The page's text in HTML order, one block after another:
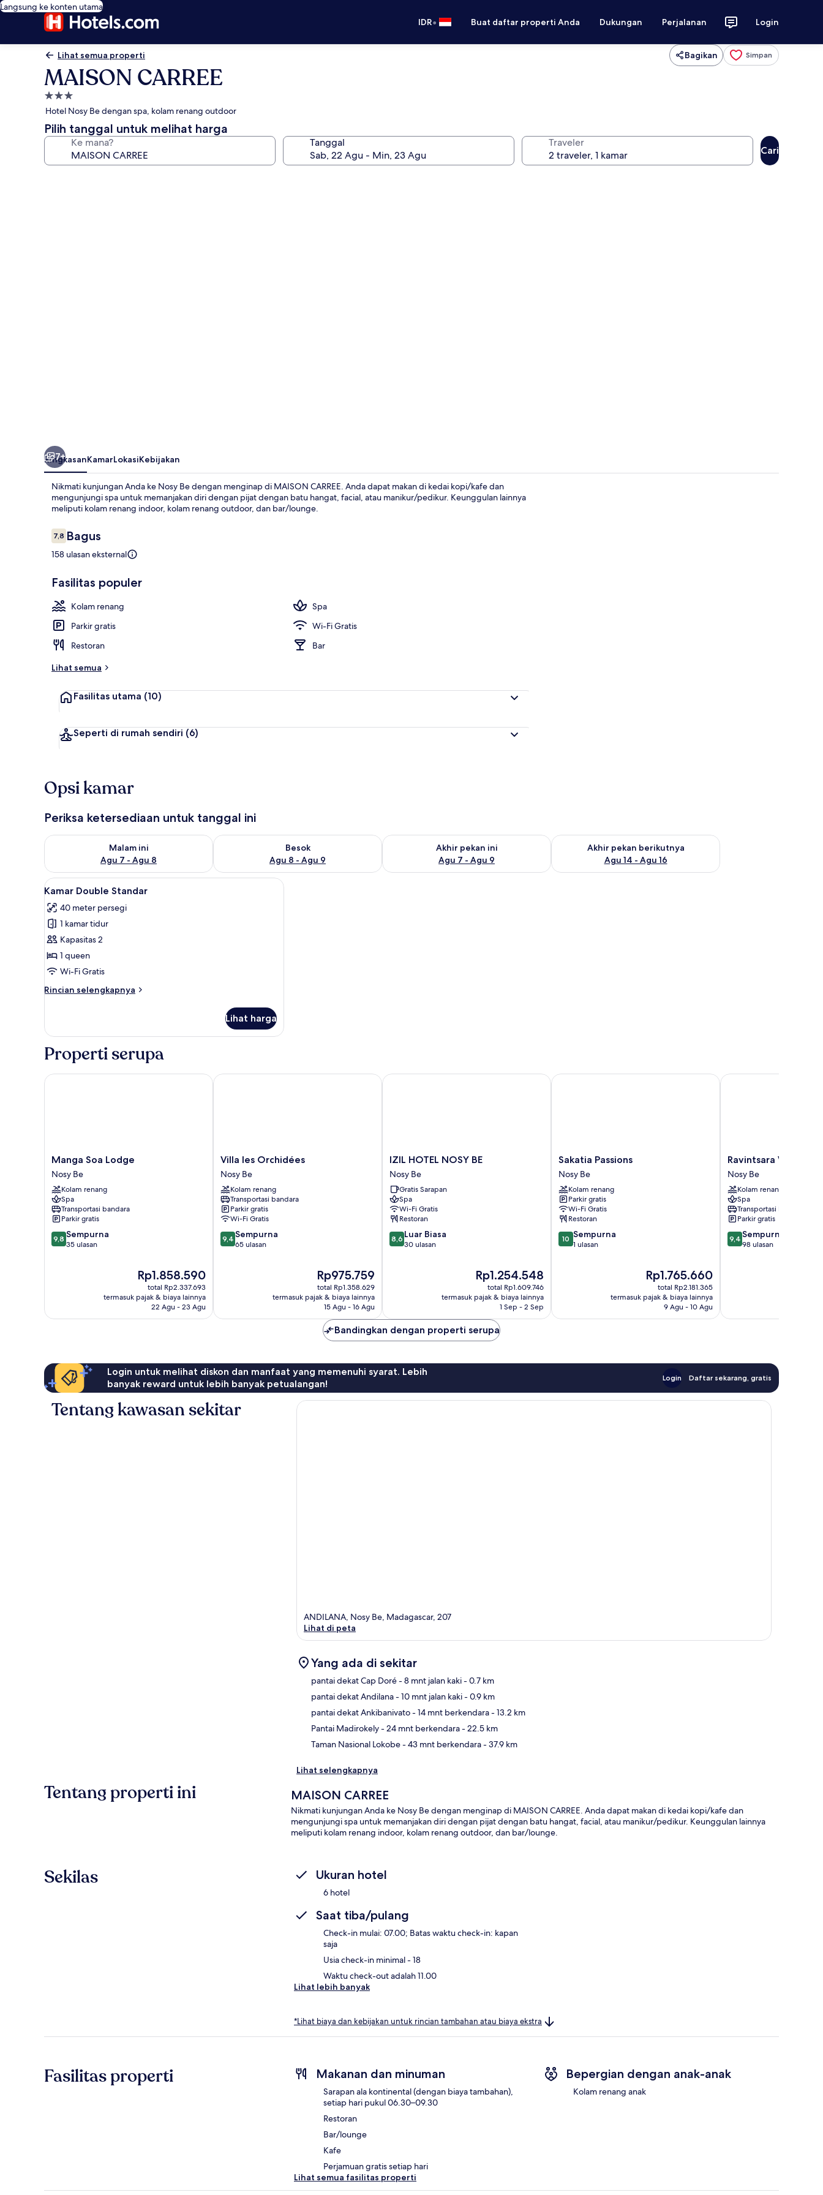
Langsung ke konten utama
IDR• Buat daftar properti Anda Dukungan Perjalanan Login
Lihat semua properti Bagikan Simpan
MAISON CARREE
Properti
bintang
3.0
Hotel Nosy Be dengan spa, kolam renang outdoor
Pilih tanggal untuk melihat harga
Ke mana? Tanggal Traveler
Cari
7+
RingkasanKamarLokasiKebijakan
Nikmati kunjungan Anda ke Nosy Be dengan menginap di MAISON CARREE. Anda dapat makan di kedai kopi/kafe dan
mengunjungi spa untuk memanjakan diri dengan pijat dengan batu hangat, facial, atau manikur/pedikur. Keunggulan lainnya
meliputi kolam renang indoor, kolam renang outdoor, dan bar/lounge.
Ulasan
7,87,8 dari 10
Bagus
158 ulasan eksternal
Fasilitas populer
Kolam renang
Spa
Parkir gratis
Wi-Fi Gratis
Restoran
Bar
Lihat semua
Fasilitas utama (10)
Seperti di rumah sendiri (6)
Opsi kamar
Periksa ketersediaan untuk tanggal ini
Malam ini
Agu 7 - Agu 8
Periksa ketersediaan untuk malam ini Agu 7 - Agu 8
Besok
Agu 8 - Agu 9
Periksa ketersediaan untuk besok Agu 8 - Agu 9
Akhir pekan ini
Agu 7 - Agu 9
Periksa ketersediaan untuk akhir pekan ini Agu 7 - Agu 9
Akhir pekan berikutnya
Agu 14 - Agu 16
Periksa ketersediaan untuk akhir pekan berikutnya Agu 14 -
Lihat
semua
foto
untuk
Kamar
Double
Standar
Kamar Double Standar | Brankas, Wi-Fi gratis, dan seprai linen
5
Kamar Double Standar
40 meter persegi
1 kamar tidur
Kapasitas 2
1 queen
Wi-Fi Gratis
Rincian selengkapnya
Rincian
Kamar
Standar
Lihat harga
Properti serupa
Manga
Soa
Lodge
Nosy
Be
Manga Soa Lodge
Nosy Be
Kolam renang
Spa
Transportasi bandara
Parkir gratis
9.8
dari
9,8 Sempurna
35 ulasan
Harga
sekarang
Rp1.858.590
Rp1.858.590
total Rp2.337.693
termasuk pajak & biaya lainnya
22 Agu - 23 Agu
Manga Soa Lodge
Villa
les
Orchidées
Nosy
Be
Villa les Orchidées
Nosy Be
Kolam renang
Transportasi bandara
Parkir gratis
Wi-Fi Gratis
9.4
dari
9,4 Sempurna
65 ulasan
Harga
sekarang
Rp975.759
Rp975.759
total Rp1.358.629
termasuk pajak & biaya lainnya
15 Agu - 16 Agu
Villa les Orchidées
IZIL
HOTEL
NOSY
BE
Nosy
Be
IZIL HOTEL NOSY BE
Nosy Be
Gratis Sarapan
Spa
Wi-Fi Gratis
Restoran
8.6
dari
8,6 Luar Biasa
30 ulasan
Harga
sekarang
Rp1.254.548
Rp1.254.548
total Rp1.609.746
termasuk pajak & biaya lainnya
1 Sep - 2 Sep
IZIL HOTEL NOSY BE
Sakatia
Passions
Nosy
Be
Sakatia Passions
Nosy Be
Kolam renang
Parkir gratis
Wi-Fi Gratis
Restoran
10.0
dari
10 Sempurna
1 ulasan
Harga
sekarang
Rp1.765.660
Rp1.765.660
total Rp2.181.365
termasuk pajak & biaya lainnya
9 Agu - 10 Agu
Sakatia Passions
Ravintsara
Wellness
Hotel
Nosy
Be
Ravintsara Wellness
Nosy Be
Kolam renang
Spa
Transportasi bandara
Parkir gratis
9.4
dari
9,4 Sempurna
98 ulasan
Ravintsara Wellness
Bandingkan dengan properti serupa
Login untuk melihat diskon dan manfaat yang memenuhi syarat. Lebih
banyak reward untuk lebih banyak petualangan!
Login Daftar sekarang, gratis
Tentang kawasan sekitar
ANDILANA, Nosy Be, Madagascar, 207
Lihat di peta
Yang ada di sekitar
pantai dekat Cap Doré- 8 mnt jalan kaki- 0.7 km
pantai dekat Andilana- 10 mnt jalan kaki- 0.9 km
pantai dekat Ankibanivato- 14 mnt berkendara- 13.2 km
Pantai Madirokely- 24 mnt berkendara- 22.5 km
Taman Nasional Lokobe- 43 mnt berkendara- 37.9 km
Lihat selengkapnya
Tentang properti ini MAISON CARREE
Nikmati kunjungan Anda ke Nosy Be dengan menginap di MAISON CARREE. Anda dapat makan di kedai kopi/kafe dan
mengunjungi spa untuk memanjakan diri dengan pijat dengan batu hangat, facial, atau manikur/pedikur. Keunggulan lainnya
meliputi kolam renang indoor, kolam renang outdoor, dan bar/lounge.
Sekilas Ukuran hotel
6 hotel
Saat tiba/pulang
Check-in mulai: 07.00; Batas waktu check-in: kapan
saja
Usia check-in minimal - 18
Waktu check-out adalah 11.00
Lihat lebih banyak
*Lihat biaya dan kebijakan untuk rincian tambahan atau biaya ekstra
Fasilitas properti Makanan dan minuman
Sarapan ala kontinental (dengan biaya tambahan),
setiap hari pukul 06.30–09.30
Restoran
Bar/lounge
Kafe
Perjamuan gratis setiap hari
Bepergian dengan anak-anak
Kolam renang anak
Lihat semua fasilitas properti